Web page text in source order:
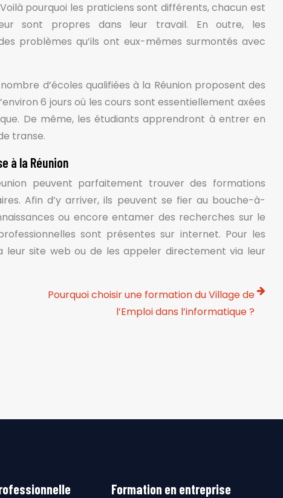
pourquoi les praticiens sont différents, chacun est
sont propres dans leur travail. En outre, les
problèmes qu’ils ont eux-mêmes surmontés avec
d’écoles qualifiées à la Réunion proposent des
6 jours où les cours sont essentiellement axées
De même, les étudiants apprendront à entrer en
transe.
à la Réunion
peuvent parfaitement trouver des formations
Afin d’y arriver, ils peuvent se fier au bouche-à-
ou encore entamer des recherches sur le
sont présentes sur internet. Pour les
site web ou de les appeler directement via leur
Pourquoi choisir une formation du Village de
l’Emploi dans l’informatique ?
Formation en entreprise